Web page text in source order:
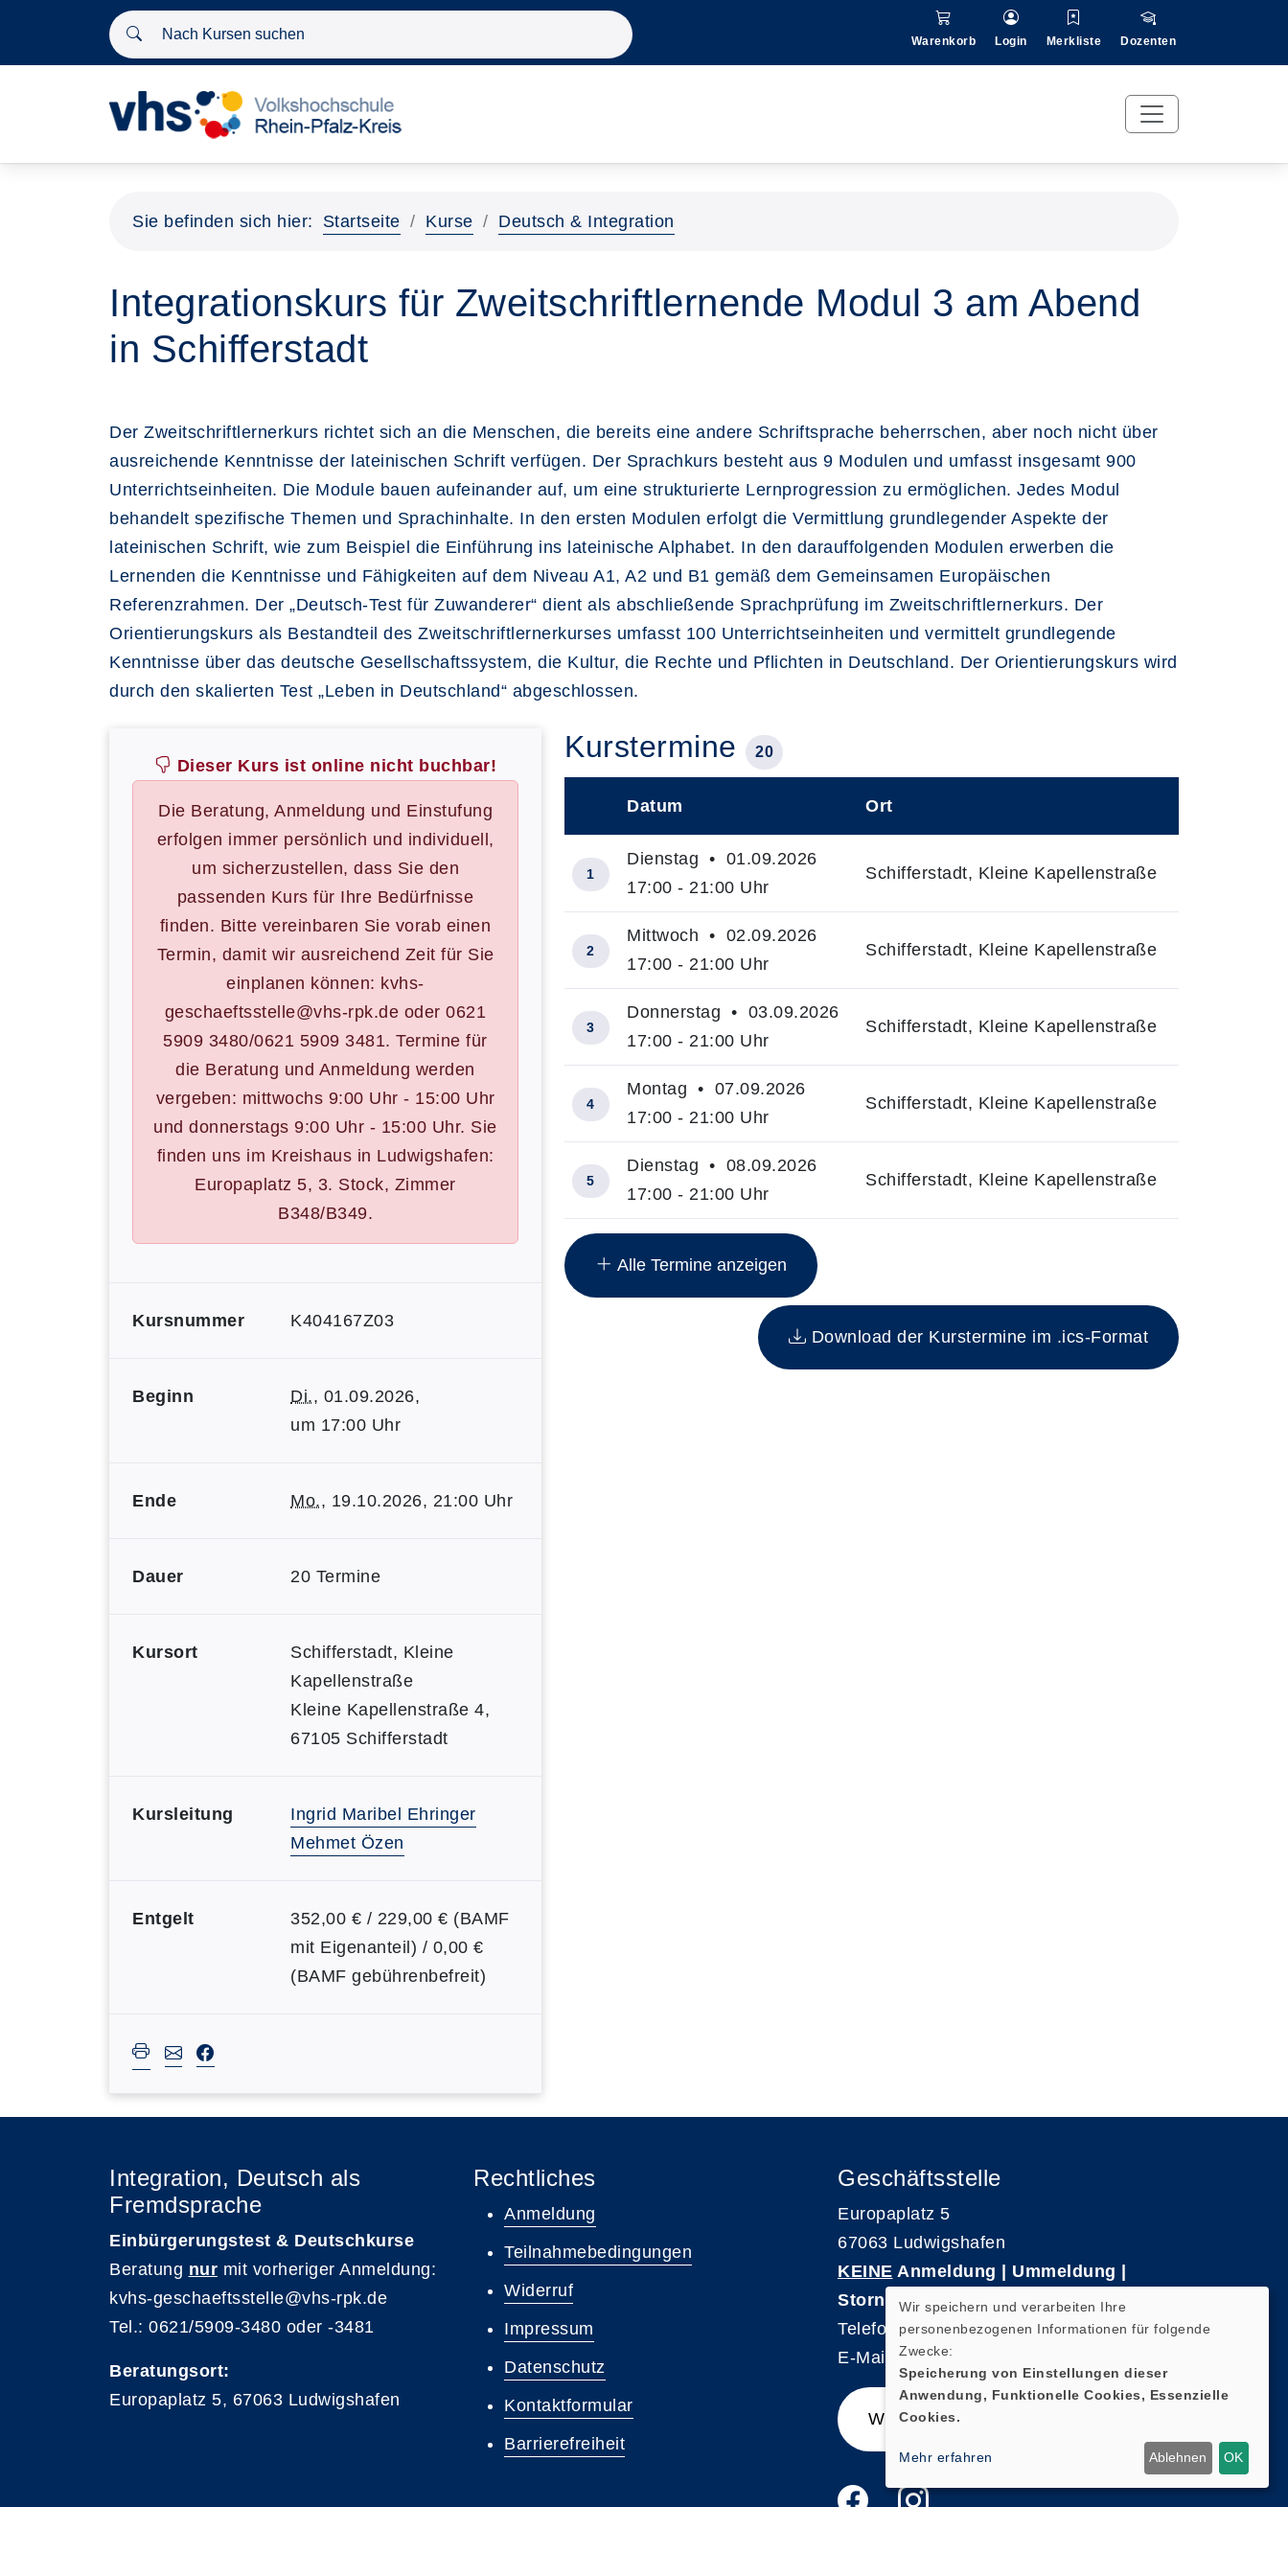
Nach Kursen suchen
Warenkorb Login Merkliste Dozenten
Sie befinden sich hier: Startseite Kurse Deutsch & Integration
Integrationskurs für Zweitschriftlernende Modul 3 am Abend
in Schifferstadt
Der Zweitschriftlernerkurs richtet sich an die Menschen, die bereits eine andere Schriftsprache beherrschen, aber noch nicht über
ausreichende Kenntnisse der lateinischen Schrift verfügen. Der Sprachkurs besteht aus 9 Modulen und umfasst insgesamt 900
Unterrichtseinheiten. Die Module bauen aufeinander auf, um eine strukturierte Lernprogression zu ermöglichen. Jedes Modul
behandelt spezifische Themen und Sprachinhalte. In den ersten Modulen erfolgt die Vermittlung grundlegender Aspekte der
lateinischen Schrift, wie zum Beispiel die Einführung ins lateinische Alphabet. In den darauffolgenden Modulen erwerben die
Lernenden die Kenntnisse und Fähigkeiten auf dem Niveau A1, A2 und B1 gemäß dem Gemeinsamen Europäischen
Referenzrahmen. Der „Deutsch-Test für Zuwanderer“ dient als abschließende Sprachprüfung im Zweitschriftlernerkurs. Der
Orientierungskurs als Bestandteil des Zweitschriftlernerkurses umfasst 100 Unterrichtseinheiten und vermittelt grundlegende
Kenntnisse über das deutsche Gesellschaftssystem, die Kultur, die Rechte und Pflichten in Deutschland. Der Orientierungskurs wird
durch den skalierten Test „Leben in Deutschland“ abgeschlossen.
Dieser Kurs ist online nicht buchbar!
Die Beratung, Anmeldung und Einstufung
erfolgen immer persönlich und individuell,
um sicherzustellen, dass Sie den
passenden Kurs für Ihre Bedürfnisse
finden. Bitte vereinbaren Sie vorab einen
Termin, damit wir ausreichend Zeit für Sie
einplanen können: kvhs-
geschaeftsstelle@vhs-rpk.de oder 0621
5909 3480/0621 5909 3481. Termine für
die Beratung und Anmeldung werden
vergeben: mittwochs 9:00 Uhr - 15:00 Uhr
und donnerstags 9:00 Uhr - 15:00 Uhr. Sie
finden uns im Kreishaus in Ludwigshafen:
Europaplatz 5, 3. Stock, Zimmer
B348/B349.
Kursnummer K404167Z03
Beginn Di., 01.09.2026,
um 17:00 Uhr
Ende Mo., 19.10.2026, 21:00 Uhr
Dauer 20 Termine
Kursort
Schifferstadt, Kleine
Kapellenstraße
Kleine Kapellenstraße 4,
67105 Schifferstadt
Kursleitung
Ingrid Maribel Ehringer
Mehmet Özen
Entgelt
352,00 € / 229,00 € (BAMF
mit Eigenanteil) / 0,00 €
(BAMF gebührenbefreit)
Kurstermine 20
Insgesamt gibt es 20 Termine zum diesen Kurs
Datum Ort
1
Dienstag • 01.09.2026
17:00 - 21:00 Uhr
Schifferstadt, Kleine Kapellenstraße
2
Mittwoch • 02.09.2026
17:00 - 21:00 Uhr
Schifferstadt, Kleine Kapellenstraße
3
Donnerstag • 03.09.2026
17:00 - 21:00 Uhr
Schifferstadt, Kleine Kapellenstraße
4
Montag • 07.09.2026
17:00 - 21:00 Uhr
Schifferstadt, Kleine Kapellenstraße
5
Dienstag • 08.09.2026
17:00 - 21:00 Uhr
Schifferstadt, Kleine Kapellenstraße
Alle Termine anzeigen
Download der Kurstermine im .ics-Format
Integration, Deutsch als
Fremdsprache
Einbürgerungstest & Deutschkurse
Beratung nur mit vorheriger Anmeldung:
kvhs-geschaeftsstelle@vhs-rpk.de
Tel.: 0621/5909-3480 oder -3481
Beratungsort:
Europaplatz 5, 67063 Ludwigshafen
Rechtliches
Anmeldung
Teilnahmebedingungen
Widerruf
Impressum
Datenschutz
Kontaktformular
Barrierefreiheit
Geschäftsstelle
Europaplatz 5
67063 Ludwigshafen
KEINE Anmeldung | Ummeldung |
Stornierungen
Telefon 0621-5909 3500
E-Mail: kvhs-geschaeftsstelle@vhs-rpk.de
Widerrufsformular
Wir speichern und verarbeiten Ihre
personenbezogenen Informationen für folgende
Zwecke:
Speicherung von Einstellungen dieser
Anwendung, Funktionelle Cookies, Essenzielle
Cookies.
Mehr erfahren Ablehnen OK